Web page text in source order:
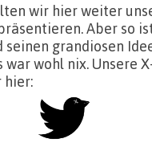
wir hier weiter
Aber so
seinen grandiosen
war wohl nix. Unsere
hier: